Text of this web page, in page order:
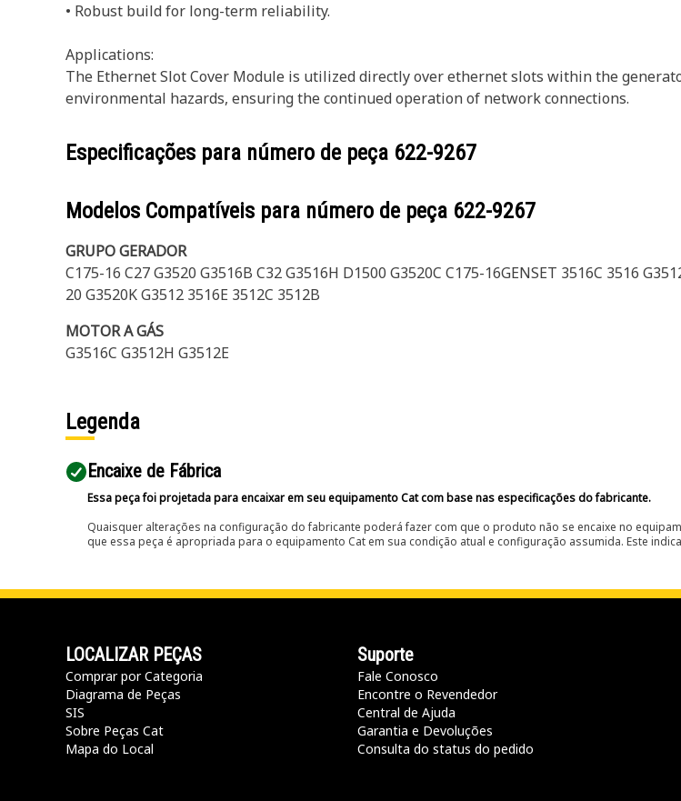
• Robust build for long-term reliability.
Applications:
The Ethernet Slot Cover Module is utilized directly over ethernet slots within the
environmental hazards, ensuring the continued operation of network connections.
Especificações para número de peça 622-9267
Modelos Compatíveis para número de peça 622-9267
GRUPO GERADOR
C175-16 C27 G3520 G3516B C32 G3516H D1500 G3520C C175-16GENSET 3516C 3516
20 G3520K G3512 3516E 3512C 3512B
MOTOR A GÁS
G3516C G3512H G3512E
Legenda
Encaixe de Fábrica
Essa peça foi projetada para encaixar em seu equipamento Cat com base nas especificações do fabricante.
Quaisquer alterações na configuração do fabricante poderá fazer com que o produto não se encaixe no
que essa peça é apropriada para o equipamento Cat em sua condição atual e configuração assumida. Este
LOCALIZAR PEÇAS
Comprar por Categoria
Diagrama de Peças
SIS
Sobre Peças Cat
Mapa do Local
Suporte
Fale Conosco
Encontre o Revendedor
Central de Ajuda
Garantia e Devoluções
Consulta do status do pedido